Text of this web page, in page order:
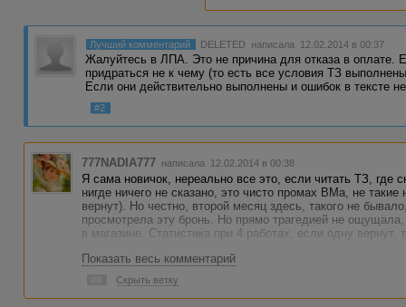
Лучший комментарий DELETED написала 12.02.2014 в 00:37
Жалуйтесь в ЛПА. Это не причина для отказа в оплате.
придраться не к чему (то есть все условия ТЗ
Если они действительно выполнены и ошибок в тексте
#2
777NADIA777 написала 12.02.2014 в 00:38
Я сама новичок, нереально все это, если читать ТЗ, где
нигде ничего не сказано, это чисто промах ВМа, не
вернут). Но честно, второй месяц здесь, такого не
просмотрела эту бронь. Но прямо трагедией не
в магазине. Статистика при 4 работах, если одну
Показать весь комментарий
Скрыть ветку